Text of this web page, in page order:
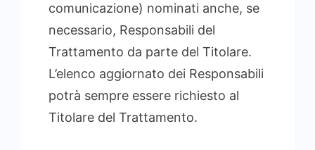
comunicazione) nominati anche, se
necessario, Responsabili del
Trattamento da parte del Titolare.
L’elenco aggiornato dei Responsabili
potrà sempre essere richiesto al
Titolare del Trattamento.